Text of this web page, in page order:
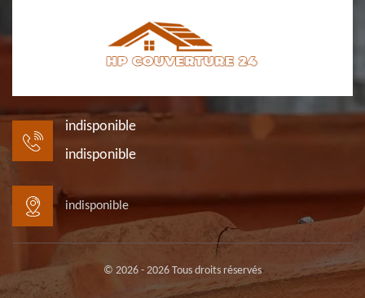
indisponible
indisponible
indisponible
© 2026 - 2026 Tous droits réservés